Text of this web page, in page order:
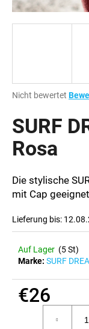
Die
Produktbewertung
ist
0,0
von
Sternen.
Nicht bewertet
SURF
Rosa
Die stylische
mit Cap geeignet
Lieferung bis:
Auf Lager (5 St)
Marke: SURF
€26
W
r
e
m
f
e
l
e